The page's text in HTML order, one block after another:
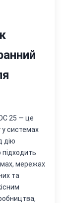
25 — це
у системах
дію
підходить
мережах
та